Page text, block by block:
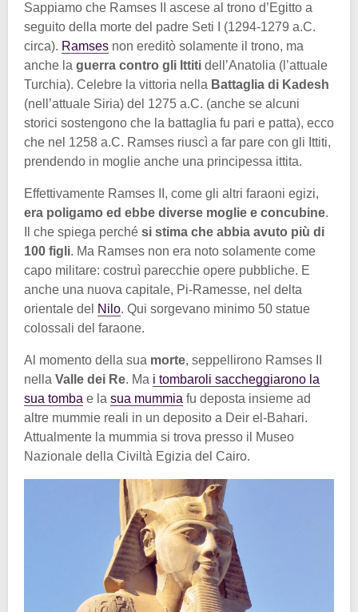
Sappiamo che Ramses II ascese al trono d’Egitto a
seguito della morte del padre Seti I (1294-1279 a.C.
circa). Ramses non ereditò solamente il trono, ma
anche la guerra contro gli Ittiti dell’Anatolia (l’attuale
Turchia). Celebre la vittoria nella Battaglia di Kadesh
(nell’attuale Siria) del 1275 a.C. (anche se alcuni
storici sostengono che la battaglia fu pari e patta), ecco
che nel 1258 a.C. Ramses riuscì a far pare con gli Ittiti,
prendendo in moglie anche una principessa ittita.
Effettivamente Ramses II, come gli altri faraoni egizi,
era poligamo ed ebbe diverse moglie e concubine.
Il che spiega perché si stima che abbia avuto più di
100 figli. Ma Ramses non era noto solamente come
capo militare: costruì parecchie opere pubbliche. E
anche una nuova capitale, Pi-Ramesse, nel delta
orientale del Nilo. Qui sorgevano minimo 50 statue
colossali del faraone.
Al momento della sua morte, seppellirono Ramses II
nella Valle dei Re. Ma i tombaroli saccheggiarono la
sua tomba e la sua mummia fu deposta insieme ad
altre mummie reali in un deposito a Deir el-Bahari.
Attualmente la mummia si trova presso il Museo
Nazionale della Civiltà Egizia del Cairo.